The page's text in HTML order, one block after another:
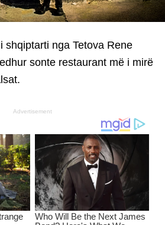
shqiptarti nga Tetova Rene
sonte restaurant më i mirë
Advertisement